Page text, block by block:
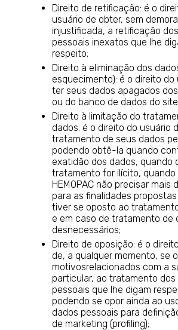
Direito de retificação: é o
usuário de obter, sem demora
injustificada, a retificação
pessoais inexatos que lhe
respeito;
Direito à eliminação dos
esquecimento): é o direito do
ter seus dados apagados
ou do banco de dados do
Direito à limitação do
dados: é o direito do usuário
tratamento de seus dados
podendo obtê-la quando
exatidão dos dados, quando
tratamento for ilícito, quando
HEMOPAC não precisar mais
para as finalidades
tiver se oposto ao
e em caso de tratamento de
desnecessários;
Direito de oposição: é o
de, a qualquer momento, se
motivosrelacionados com a
particular, ao tratamento dos
pessoais que lhe digam
podendo se opor ainda ao
dados pessoais para
de marketing (profiling);